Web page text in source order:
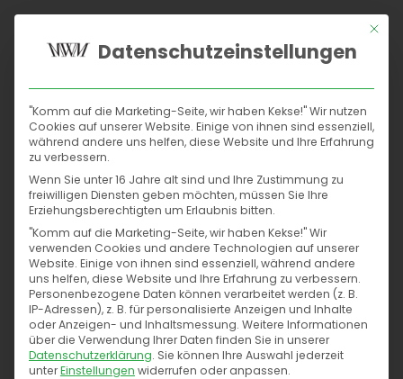
Suchmaschinen
Social
Content
Conversions
Kontakt
WordPress Webdesigner Dortmund
Home
Online Marketing/SEO Agentur Dortmund
WordPress Webdesigner Dortmund
Mit
Datenschutzeinstellungen
"Komm auf die Marketing-Seite, wir haben Kekse!" Wir nutzen
Cookies auf unserer Website. Einige von ihnen sind essenziell,
während andere uns helfen, diese Website und Ihre Erfahrung
zu verbessern.
Wenn Sie unter 16 Jahre alt sind und Ihre Zustimmung zu
freiwilligen Diensten geben möchten, müssen Sie Ihre
Erziehungsberechtigten um Erlaubnis bitten.
"Komm auf die Marketing-Seite, wir haben Kekse!" Wir
verwenden Cookies und andere Technologien auf unserer
Website. Einige von ihnen sind essenziell, während andere
uns helfen, diese Website und Ihre Erfahrung zu verbessern.
Personenbezogene Daten können verarbeitet werden (z. B.
IP-Adressen), z. B. für personalisierte Anzeigen und Inhalte
oder Anzeigen- und Inhaltsmessung. Weitere Informationen
über die Verwendung Ihrer Daten finden Sie in unserer
Datenschutzerklärung. Sie können Ihre Auswahl jederzeit
unterEinstellungen widerrufen oder anpassen.